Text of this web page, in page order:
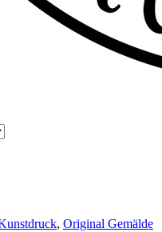
, Original Gemälde